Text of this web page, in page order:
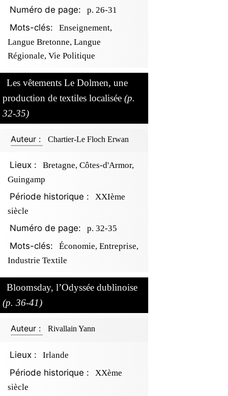
Numéro de page: p. 26-31
Mots-clés:
Enseignement,
Langue Bretonne, Langue
Régionale, Vie Politique
Les vêtements Le Dolmen, une
production de textiles localisée (p.
32-35)
Auteur : Chartier-Le Floch Erwan
Lieux :
Bretagne, Côtes-d'Armor,
Guingamp
Période historique :
XXIème
siècle
Numéro de page: p. 32-35
Mots-clés:
Économie, Entreprise,
Industrie Textile
Bloomsday, l’Odyssée dublinoise
(p. 36-41)
Auteur : Rivallain Yann
Lieux : Irlande
Période historique :
XXème
siècle